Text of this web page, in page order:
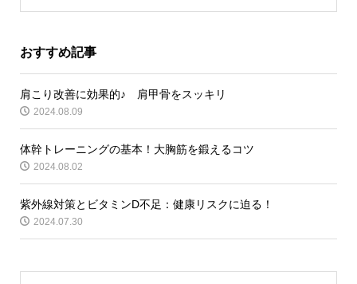
おすすめ記事
肩こり改善に効果的♪ 肩甲骨をスッキリ
2024.08.09
体幹トレーニングの基本！大胸筋を鍛えるコツ
2024.08.02
紫外線対策とビタミンD不足：健康リスクに迫る！
2024.07.30